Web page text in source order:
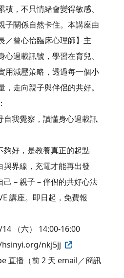
，不只情緒會變得敏感、
子關係自然卡住。本講座由
／曾心怡臨床心理師】主
過載訊號，學習在育兒、
用減壓策略，透過每一個小
走向親子與伴侶的共好。
自我覺察，讀懂身心過載訊
夠好，是教養真正的起點
與界線，充電才能再出發
己－親子－伴侶的共好心法
講座。即日起，免費報
（六） 14:00-16:00
hsinyi.org/nkj5jj
直播（前 2 天 email／簡訊